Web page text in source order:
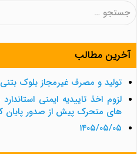
جستجو
آخرین مطالب
تولید و مصرف غیرمجاز بلوک بتنی
لزوم اخذ تاییدیه ایمنی
های متحرک پیش از صدور پایان
۱۴۰۵/۰۵/۰۵